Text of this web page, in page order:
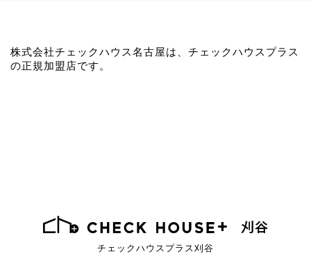
株式会社チェックハウス名古屋は、チェックハウスプラス
の正規加盟店です。
チェックハウスプラス刈谷